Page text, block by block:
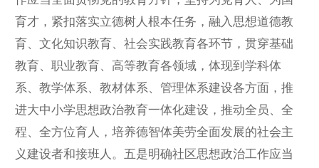
育才，紧扣落实立德树人根本任务，融入思想道德教
育、文化知识教育、社会实践教育各环节，贯穿基础
教育、职业教育、高等教育各领域，体现到学科体
系、教学体系、教材体系、管理体系建设各方面，推
进大中小学思想政治教育一体化建设，推动全员、全
程、全方位育人，培养德智体美劳全面发展的社会主
义建设者和接班人。五是明确社区思想政治工作应当